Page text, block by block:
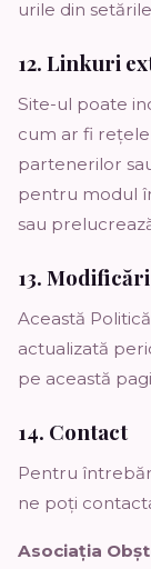
urile din
12. Linkuri
Site-ul poate
cum ar fi
partenerilor
pentru modul
sau
13.
Această
actualizată
pe această
14. Contact
Pentru
ne poți
Asociația